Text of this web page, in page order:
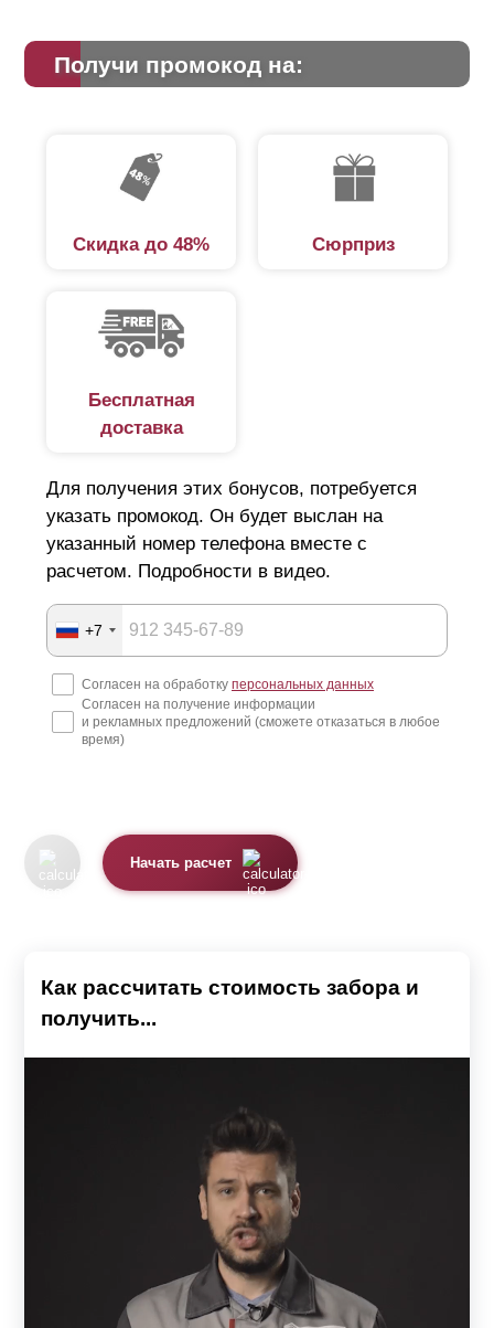
Получи промокод на:
Скидка до 48% Сюрприз
Бесплатная
доставка
Для получения этих бонусов, потребуется
указать промокод. Он будет выслан на
указанный номер телефона вместе с
расчетом. Подробности в видео.
+7
Согласен на обработку персональных данных
Согласен на получение информации
и рекламных предложений (сможете отказаться в любое
время)
Начать расчет
Как рассчитать стоимость забора и
получить...